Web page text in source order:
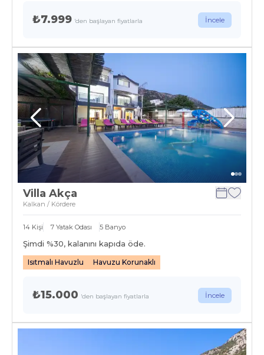
₺7.999 'den başlayan fiyatlarla İncele
Villa Akça
Kalkan / Kördere
14 Kişi 7 Yatak Odası 5 Banyo
Şimdi %30, kalanını kapıda öde.
Isıtmalı Havuzlu Havuzu Korunaklı
₺15.000 'den başlayan fiyatlarla İncele